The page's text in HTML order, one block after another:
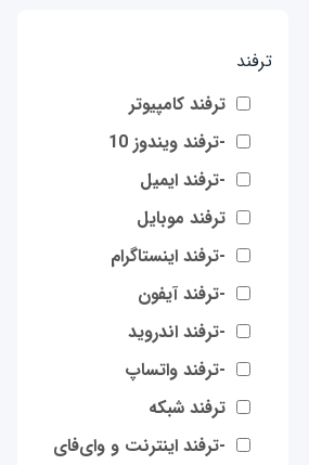
ترفند
ترفند کامپیوتر
-ترفند ویندوز 10
-ترفند ایمیل
ترفند موبایل
-ترفند اینستاگرام
-ترفند آیفون
-ترفند اندروید
-ترفند واتساپ
ترفند شبکه
-ترفند اینترنت و وای‌فای